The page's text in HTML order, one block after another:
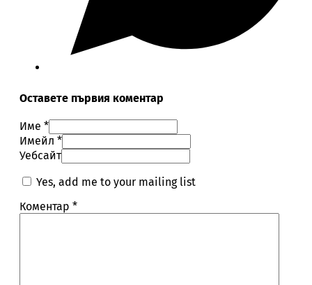
Оставете първия коментар
Име *
Имейл *
Уебсайт
Yes, add me to your mailing list
Коментар *